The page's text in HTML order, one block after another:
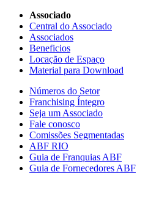
Associado
Central do Associado
Associados
Beneficios
Locação de Espaço
Material para Download
Números do Setor
Franchising Íntegro
Seja um Associado
Fale conosco
Comissões Segmentadas
ABF RIO
Guia de Franquias ABF
Guia de Fornecedores ABF